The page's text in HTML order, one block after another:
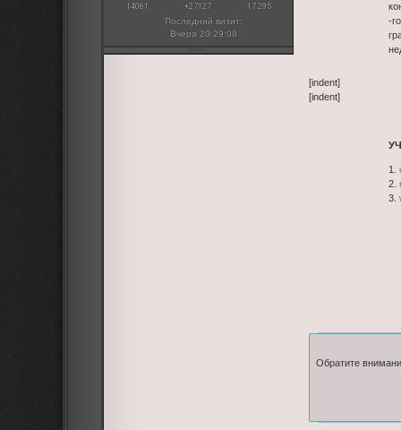
14061
+27127
17 295
Последний визит:
Вчера 20:29:08
-
[indent]
[indent]
1.
2.
3.
Обратите